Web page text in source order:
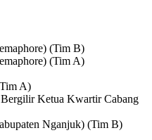
(Tim B)
(Tim A)
A)
Ketua Kwartir Cabang
Nganjuk) (Tim B)